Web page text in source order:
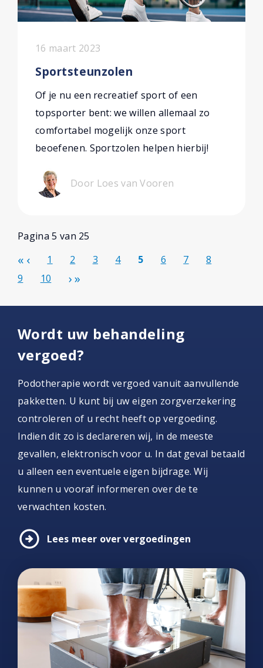
16 maart 2023
Sportsteunzolen
Of je nu een recreatief sport of een
topsporter bent: we willen allemaal zo
comfortabel mogelijk onze sport
beoefenen. Sportzolen helpen hierbij!
Door Loes van Vooren
Pagina 5 van 25
1
2 3 4 5 6 7
8
9
10
Wordt uw behandeling
vergoed?
Podotherapie wordt vergoed vanuit aanvullende
pakketten. U kunt bij uw eigen zorgverzekering
controleren of u recht heeft op vergoeding.
Indien dit zo is declareren wij, in de meeste
gevallen, elektronisch voor u. In dat geval betaald
u alleen een eventuele eigen bijdrage. Wij
kunnen u vooraf informeren over de te
verwachten kosten.
arrow_circle_right Lees meer over vergoedingen